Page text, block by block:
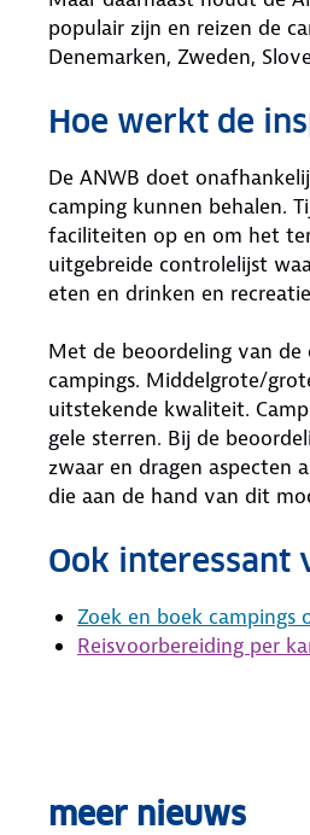
populair zijn en reizen de
Denemarken, Zweden,
Hoe werkt de
De ANWB doet
camping kunnen behalen.
faciliteiten op en om het
uitgebreide controlelijst
eten en drinken en
Met de beoordeling van de
campings. Middelgrote/
uitstekende kwaliteit.
gele sterren. Bij de
zwaar en dragen aspecten
die aan de hand van dit
Ook interessant
Zoek en boek campings
Reisvoorbereiding per
meer nieuws